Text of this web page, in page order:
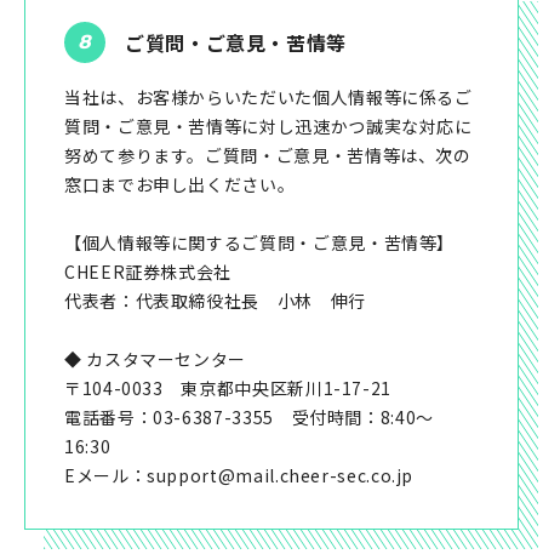
ご質問・ご意見・苦情等
当社は、お客様からいただいた個人情報等に係るご
質問・ご意見・苦情等に対し迅速かつ誠実な対応に
努めて参ります。ご質問・ご意見・苦情等は、次の
窓口までお申し出ください。
【個人情報等に関するご質問・ご意見・苦情等】
CHEER証券株式会社
代表者：代表取締役社長 小林 伸行
◆ カスタマーセンター
〒104-0033 東京都中央区新川1-17-21
電話番号：03-6387-3355 受付時間：8:40～
16:30
Eメール：support@mail.cheer-sec.co.jp